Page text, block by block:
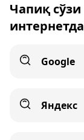
Чапиқ
Google
Яндекс